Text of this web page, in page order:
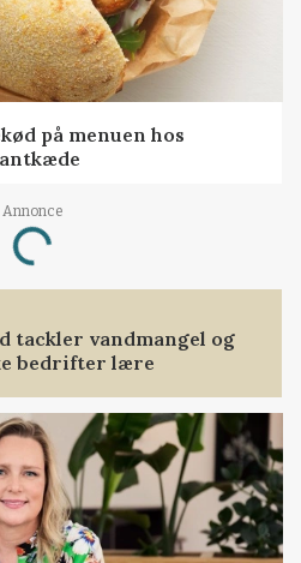
på menuen hos
Annonce
Loading...
tackler vandmangel og
bedrifter lære